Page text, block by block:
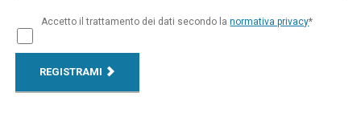
Accetto il trattamento dei dati secondo lanormativa privacy*
REGISTRAMI